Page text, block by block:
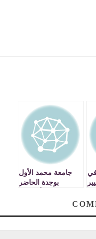
في
جامعة محمد الأول
بوجدة الحاضر
مؤتمر الأمم المتحدة